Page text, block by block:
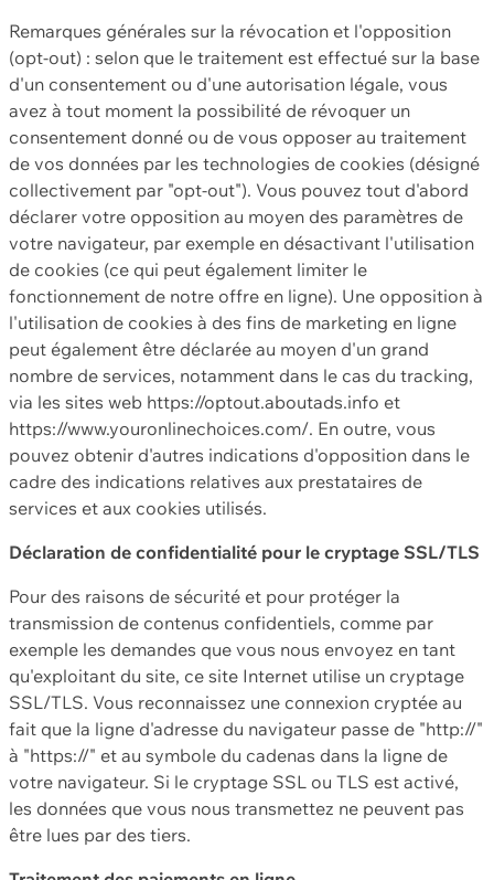
Remarques générales sur la révocation et l'opposition
(opt-out) : selon que le traitement est effectué sur la base
d'un consentement ou d'une autorisation légale, vous
avez à tout moment la possibilité de révoquer un
consentement donné ou de vous opposer au traitement
de vos données par les technologies de cookies (désigné
collectivement par "opt-out"). Vous pouvez tout d'abord
déclarer votre opposition au moyen des paramètres de
votre navigateur, par exemple en désactivant l'utilisation
de cookies (ce qui peut également limiter le
fonctionnement de notre offre en ligne). Une opposition à
l'utilisation de cookies à des fins de marketing en ligne
peut également être déclarée au moyen d'un grand
nombre de services, notamment dans le cas du tracking,
via les sites web https://optout.aboutads.info et
https://www.youronlinechoices.com/. En outre, vous
pouvez obtenir d'autres indications d'opposition dans le
cadre des indications relatives aux prestataires de
services et aux cookies utilisés.
Déclaration de confidentialité pour le cryptage SSL/TLS
Pour des raisons de sécurité et pour protéger la
transmission de contenus confidentiels, comme par
exemple les demandes que vous nous envoyez en tant
qu'exploitant du site, ce site Internet utilise un cryptage
SSL/TLS. Vous reconnaissez une connexion cryptée au
fait que la ligne d'adresse du navigateur passe de "http://"
à "https://" et au symbole du cadenas dans la ligne de
votre navigateur. Si le cryptage SSL ou TLS est activé,
les données que vous nous transmettez ne peuvent pas
être lues par des tiers.